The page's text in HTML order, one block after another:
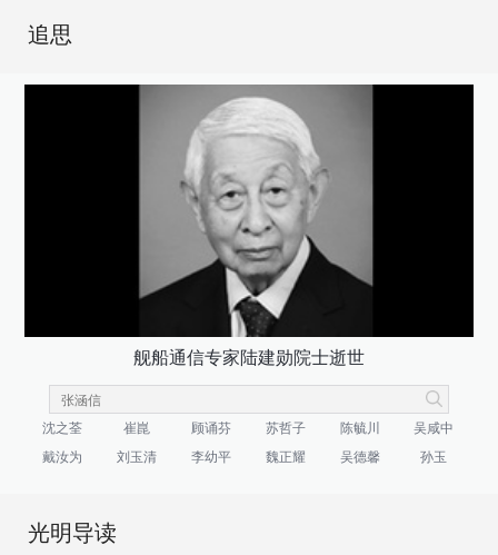
追思
舰船通信专家陆建勋院士逝世
沈之荃 崔崑 顾诵芬 苏哲子 陈毓川
吴咸中
戴汝为
刘玉清 李幼平 魏正耀 吴德馨 孙玉
光明导读